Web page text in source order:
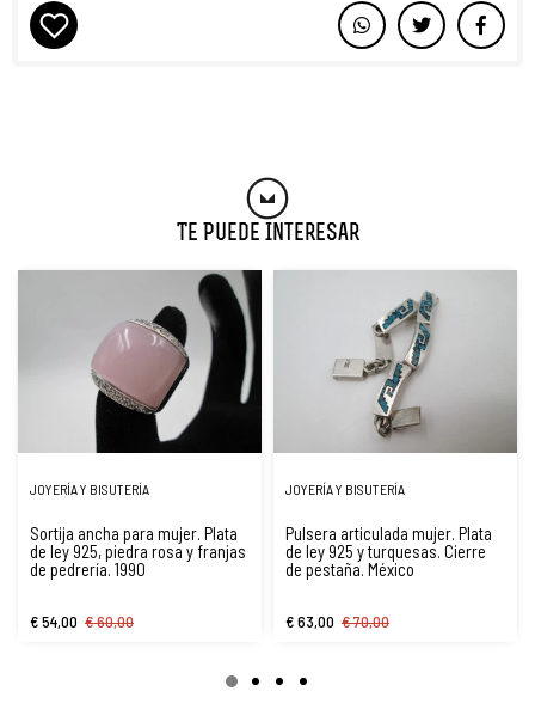
Te Puede Interesar
JOYERÍA Y BISUTERÍA
Sortija ancha para mujer. Plata
de ley 925, piedra rosa y franjas
de pedrería. 1990
€ 54,00 € 60,00
JOYERÍA Y BISUTERÍA
Pulsera articulada mujer. Plata
de ley 925 y turquesas. Cierre
de pestaña. México
€ 63,00 € 70,00